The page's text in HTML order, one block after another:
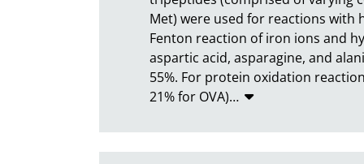
Met) were used for reactions with
Fenton reaction of iron ions and
aspartic acid, asparagine, and
55%. For protein oxidation
21% for OVA)…